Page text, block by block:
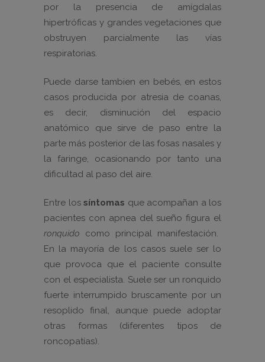
por la presencia de amígdalas
hipertróficas y grandes vegetaciones que
obstruyen parcialmente las vías
respiratorias.
Puede darse tambien en bebés, en estos
casos producida por atresia de coanas,
es decir, disminución del espacio
anatómico que sirve de paso entre la
parte más posterior de las fosas nasales y
la faringe, ocasionando por tanto una
dificultad al paso del aire.
Entre los síntomas que acompañan a los
pacientes con apnea del sueño figura el
ronquido como principal manifestación.
En la mayoría de los casos suele ser lo
que provoca que el paciente consulte
con el especialista. Suele ser un ronquido
fuerte interrumpido bruscamente por un
resoplido final, aunque puede adoptar
otras formas (diferentes tipos de
roncopatías).